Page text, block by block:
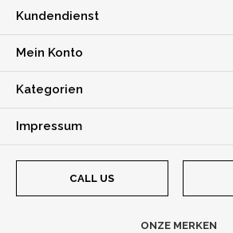
Kundendienst
Mein Konto
Kategorien
Impressum
CALL US
ONZE MERKEN